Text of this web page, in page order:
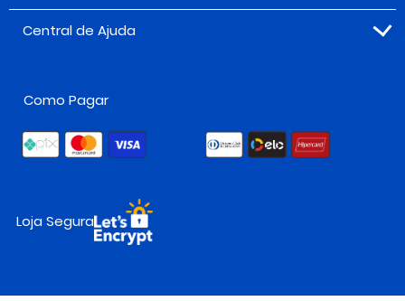
Central de Ajuda
Como Pagar
Loja Segura